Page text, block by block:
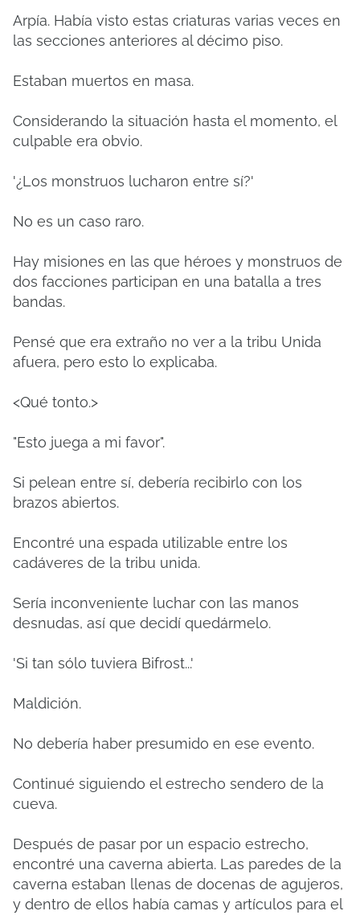
Arpía. Había visto estas criaturas varias veces en
las secciones anteriores al décimo piso.
Estaban muertos en masa.
Considerando la situación hasta el momento, el
culpable era obvio.
'¿Los monstruos lucharon entre sí?'
No es un caso raro.
Hay misiones en las que héroes y monstruos de
dos facciones participan en una batalla a tres
bandas.
Pensé que era extraño no ver a la tribu Unida
afuera, pero esto lo explicaba.
<Qué tonto.>
"Esto juega a mi favor".
Si pelean entre sí, debería recibirlo con los
brazos abiertos.
Encontré una espada utilizable entre los
cadáveres de la tribu unida.
Sería inconveniente luchar con las manos
desnudas, así que decidí quedármelo.
'Si tan sólo tuviera Bifrost...'
Maldición.
No debería haber presumido en ese evento.
Continué siguiendo el estrecho sendero de la
cueva.
Después de pasar por un espacio estrecho,
encontré una caverna abierta. Las paredes de la
caverna estaban llenas de docenas de agujeros,
y dentro de ellos había camas y artículos para el